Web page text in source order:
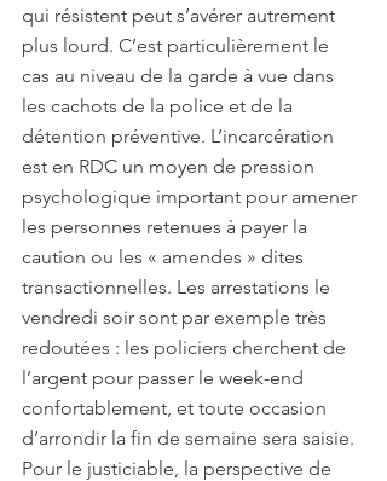
qui résistent peut s’avérer autrement
plus lourd. C’est particulièrement le
cas au niveau de la garde à vue dans
les cachots de la police et de la
détention préventive. L’incarcération
est en RDC un moyen de pression
psychologique important pour amener
les personnes retenues à payer la
caution ou les « amendes » dites
transactionnelles. Les arrestations le
vendredi soir sont par exemple très
redoutées : les policiers cherchent de
l’argent pour passer le week-end
confortablement, et toute occasion
d’arrondir la fin de semaine sera saisie.
Pour le justiciable, la perspective de